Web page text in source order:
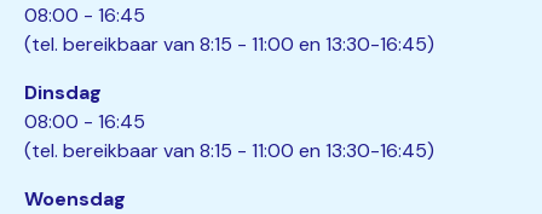
08:00 - 16:45
(tel. bereikbaar van 8:15 - 11:00 en 13:30-16:45)
Dinsdag
08:00 - 16:45
(tel. bereikbaar van 8:15 - 11:00 en 13:30-16:45)
Woensdag